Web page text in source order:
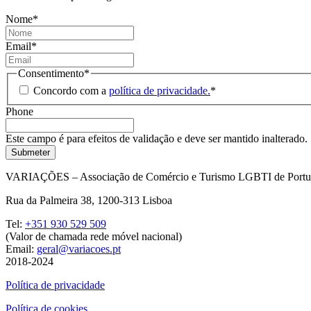
Nome*
Email*
Consentimento*
Concordo com a política de privacidade.*
Phone
Este campo é para efeitos de validação e deve ser mantido inalterado.
VARIAÇÕES – Associação de Comércio e Turismo LGBTI de
Rua da Palmeira 38, 1200-313 Lisboa
Tel: +351 930 529 509
(Valor de chamada rede móvel nacional)
Email: geral@variacoes.pt
2018-2024
Política de privacidade